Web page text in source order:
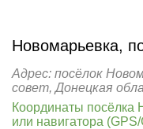
Новомарьевка,
Адрес: посёлок
совет, Донецкая
Координаты посёлка
или навигатора